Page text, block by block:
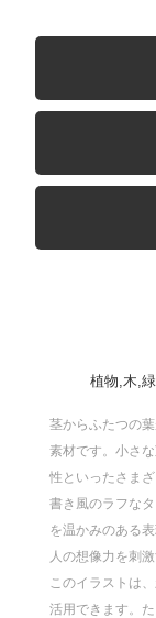
植物,木,
茎からふたつの
素材です。小さ
性といったさま
書き風のラフな
を温かみのある
人の想像力を刺
このイラストは
活用できます。